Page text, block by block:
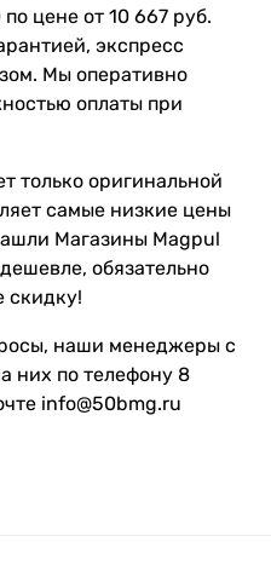
цене от 10 667 руб.
экспресс
Мы оперативно
оплаты при
только оригинальной
самые низкие цены
Магазины Magpul
обязательно
скидку!
наши менеджеры с
них по телефону 8
info@50bmg.ru